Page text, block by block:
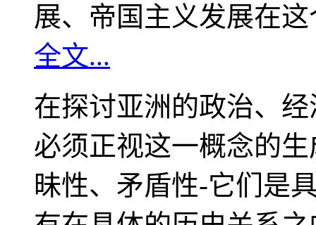
展、帝国主义发展在
全文...
在探讨亚洲的政治、
必须正视这一概念的
昧性、矛盾性-它们是